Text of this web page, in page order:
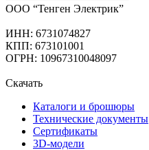
ООО “Тенген Электрик”
ИНН: 6731074827
КПП: 673101001
ОГРН: 10967310048097
Скачать
Каталоги и брошюры
Технические документы
Сертификаты
3D-модели